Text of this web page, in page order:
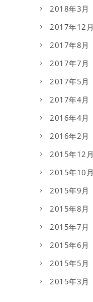
2018年3月
2017年12月
2017年8月
2017年7月
2017年5月
2017年4月
2016年4月
2016年2月
2015年12月
2015年10月
2015年9月
2015年8月
2015年7月
2015年6月
2015年5月
2015年3月